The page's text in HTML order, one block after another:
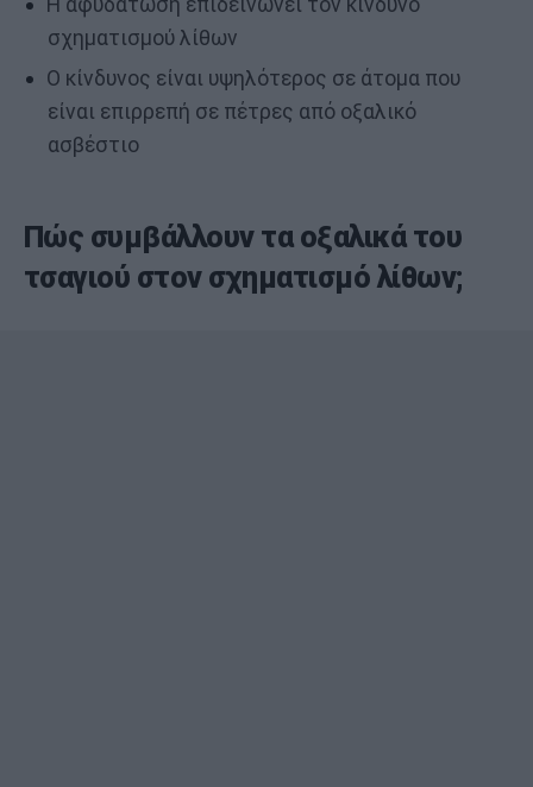
σχηματισμού λίθων
Ο κίνδυνος είναι υψηλότερος σε άτομα που
είναι επιρρεπή σε πέτρες από οξαλικό
ασβέστιο
Πώς συμβάλλουν τα οξαλικά του
τσαγιού στον σχηματισμό λίθων;